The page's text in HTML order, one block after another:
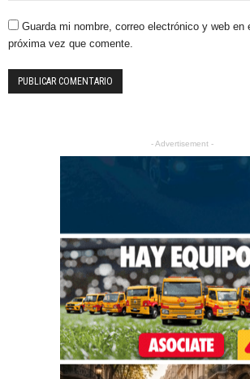
Guarda mi nombre, correo electrónico y web en
próxima vez que comente.
- Advertisement -